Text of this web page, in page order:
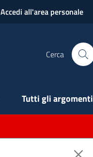
Accedi all'area personale
Cerca
Tutti gli argomenti